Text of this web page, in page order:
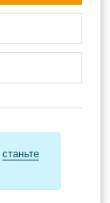
станьте